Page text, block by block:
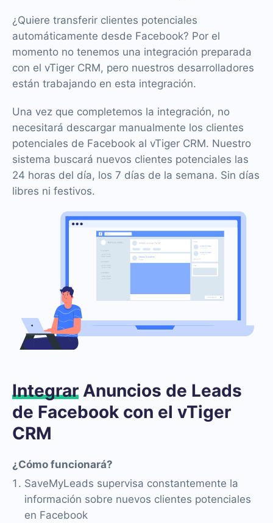
¿Quiere transferir clientes potenciales
automáticamente desde Facebook? Por el
momento no tenemos una integración preparada
con el vTiger CRM, pero nuestros desarrolladores
están trabajando en esta integración.
Una vez que completemos la integración, no
necesitará descargar manualmente los clientes
potenciales de Facebook al vTiger CRM. Nuestro
sistema buscará nuevos clientes potenciales las
24 horas del día, los 7 días de la semana. Sin días
libres ni festivos.
Integrar Anuncios de Leads
de Facebook con el vTiger
CRM
¿Cómo funcionará?
SaveMyLeads supervisa constantemente la
información sobre nuevos clientes potenciales
en Facebook